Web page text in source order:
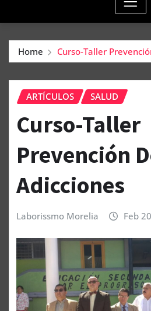
Home Curso-Taller
ARTÍCULOS SALUD
Curso-Taller
Prevención
Adicciones
Laborissmo Morelia Feb